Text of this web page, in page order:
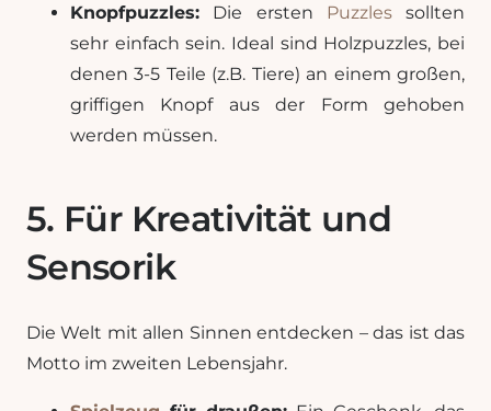
Knopfpuzzles: Die ersten Puzzlessollten
sehr einfach sein. Ideal sind Holzpuzzles, bei
denen 3-5 Teile (z.B. Tiere) an einem großen,
griffigen Knopf aus der Form gehoben
werden müssen.
5. Für Kreativität und
Sensorik
Die Welt mit allen Sinnen entdecken – das ist das
Motto im zweiten Lebensjahr.